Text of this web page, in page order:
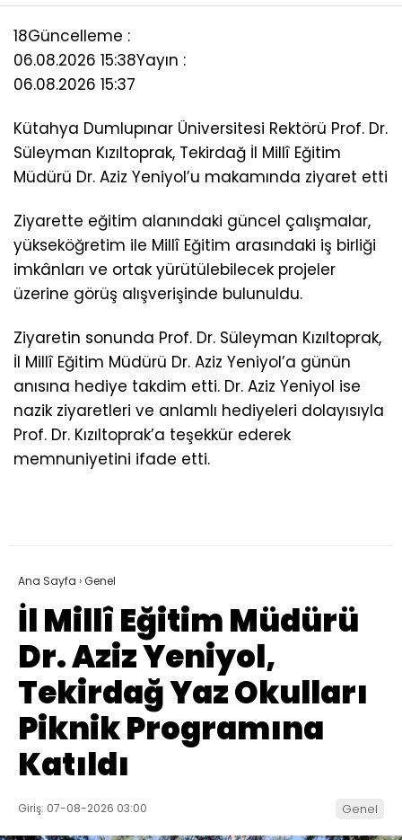
18Güncelleme :
06.08.2026 15:38Yayın :
06.08.2026 15:37
Kütahya Dumlupınar Üniversitesi Rektörü Prof. Dr.
Süleyman Kızıltoprak, Tekirdağ İl Millî Eğitim
Müdürü Dr. Aziz Yeniyol’u makamında ziyaret etti
Ziyarette eğitim alanındaki güncel çalışmalar,
yükseköğretim ile Millî Eğitim arasındaki iş birliği
imkânları ve ortak yürütülebilecek projeler
üzerine görüş alışverişinde bulunuldu.
Ziyaretin sonunda Prof. Dr. Süleyman Kızıltoprak,
İl Millî Eğitim Müdürü Dr. Aziz Yeniyol’a günün
anısına hediye takdim etti. Dr. Aziz Yeniyol ise
nazik ziyaretleri ve anlamlı hediyeleri dolayısıyla
Prof. Dr. Kızıltoprak’a teşekkür ederek
memnuniyetini ifade etti.
Ana Sayfa ›Genel
İl Millî Eğitim Müdürü
Dr. Aziz Yeniyol,
Tekirdağ Yaz Okulları
Piknik Programına
Katıldı
Giriş: 07-08-2026 03:00 Genel